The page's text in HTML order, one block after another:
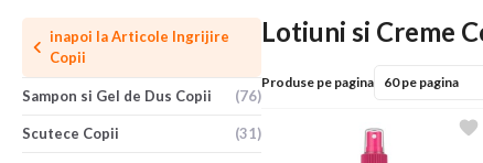
inapoi laArticole Ingrijire
Copii
Sampon si Gel de Dus Copii (76)
Scutece Copii (31)
Lotiuni si Creme
Produse pe pagina